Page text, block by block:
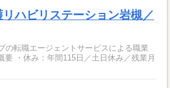
ハビリステーション岩槻／
の転職エージェントサービスによる職業
・休み：年間115日／土日休み／残業月